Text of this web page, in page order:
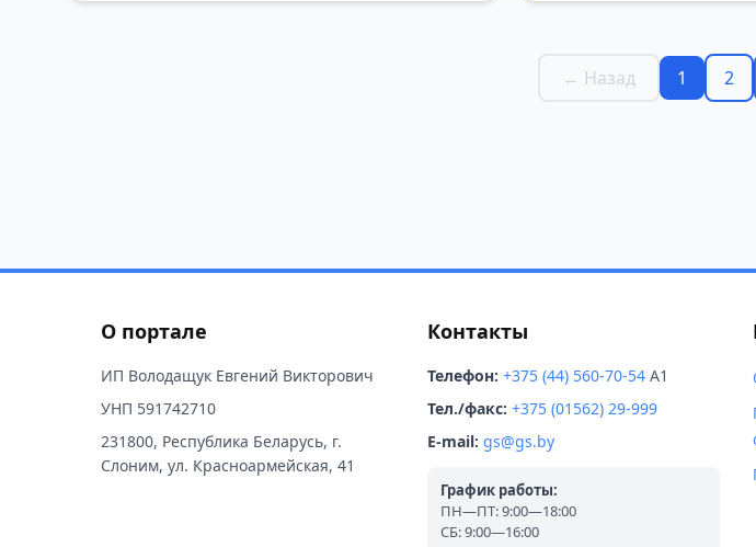
← Назад 1 2
О портале
ИП Володащук Евгений Викторович
УНП 591742710
231800, Республика Беларусь, г.
Слоним, ул. Красноармейская, 41
Контакты
Телефон: +375 (44) 560-70-54A1
Тел./факс: +375 (01562) 29-999
E-mail: gs@gs.by
График работы:
ПН—ПТ: 9:00—18:00
СБ: 9:00—16:00